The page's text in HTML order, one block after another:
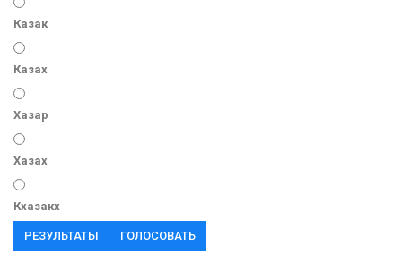
Казак
Казах
Хазар
Хазах
Кхазакх
РЕЗУЛЬТАТЫ ГОЛОСОВАТЬ